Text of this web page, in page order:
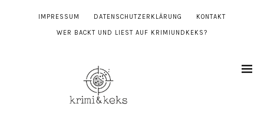
IMPRESSUM DATENSCHUTZERKLÄRUNG KONTAKT
WER BACKT UND LIEST AUF KRIMIUNDKEKS?